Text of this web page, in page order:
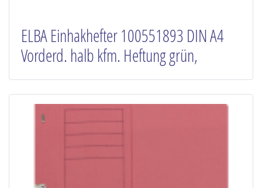
ELBA Einhakhefter 100551893 DIN A4
Vorderd. halb kfm. Heftung grün,